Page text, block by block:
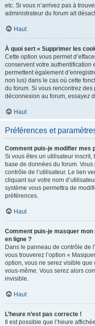
etc. Si vous n’arrivez pas à
administrateur du forum ait
Haut
À quoi sert « Supprimer les
Cette option vous permet
conservent votre authentification
permettent également
non lus) dans le cas où cette
du forum. Si vous rencontrez
déconnexion au forum, essayez
Haut
Préférences et
Comment puis-je modifier mes
Si vous êtes un utilisateur inscrit,
base de données du forum.
contrôle de l’utilisateur. Le lien
cliquant sur votre nom
système vous permettra de
préférences.
Haut
Comment puis-je masquer
en ligne ?
Dans le panneau de contrôle de
vous trouverez l’option «
option, vous ne serez visible que
vous-même. Vous serez alors
invisible.
Haut
L’heure n’est pas correcte !
Il est possible que l’heure